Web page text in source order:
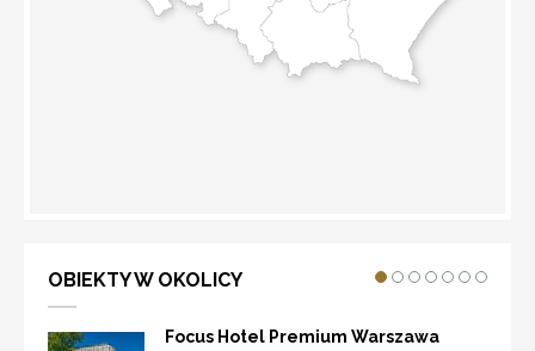
OBIEKTY W OKOLICY
Focus Hotel Premium Warszawa